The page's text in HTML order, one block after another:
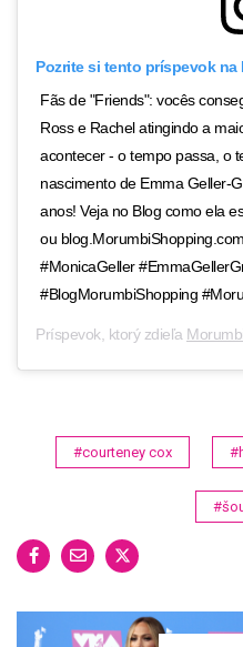
Pozrite si tento príspevok na
Fãs de "Friends": vocês
Ross e Rachel atingindo a
acontecer - o tempo passa, o
nascimento de Emma Geller-
anos! Veja no Blog como ela
ou
#MonicaGeller
#BlogMorumbiShopping
Príspevok, ktorý zdieľa
#courteney cox